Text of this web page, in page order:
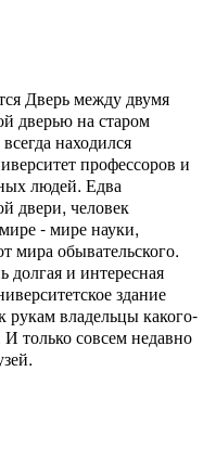
Дверь между двумя
дверью на старом
находился
профессоров и
людей. Едва
двери, человек
- мире науки,
мира обывательского.
долгая и интересная
здание
владельцы какого-
только совсем недавно